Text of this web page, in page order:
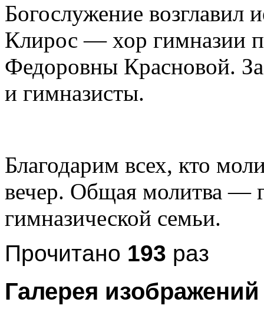
Богослужение возглавил
Клирос — хор гимназии
Федоровны Красновой.
и гимназисты.
Благодарим всех, кто
вечер. Общая молитва —
гимназической семьи.
Прочитано 193 раз
Галерея изображений